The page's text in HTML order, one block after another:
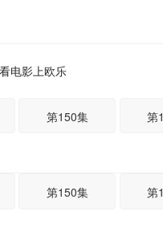
电影上欧乐
第150集 第
第150集 第